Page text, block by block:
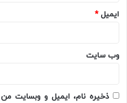
ایمیل*
وب‌ سایت
ذخیره نام، ایمیل و وبسایت من